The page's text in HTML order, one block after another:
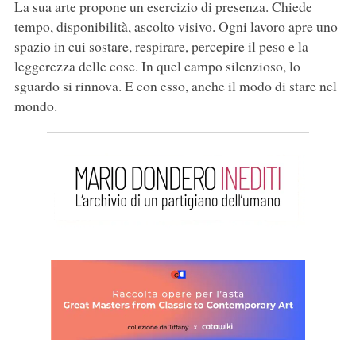
La sua arte propone un esercizio di presenza. Chiede
tempo, disponibilità, ascolto visivo. Ogni lavoro apre uno
spazio in cui sostare, respirare, percepire il peso e la
leggerezza delle cose. In quel campo silenzioso, lo
sguardo si rinnova. E con esso, anche il modo di stare nel
mondo.